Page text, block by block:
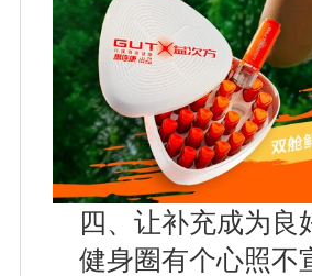
四、让补充成为良
健身圈有个心照不